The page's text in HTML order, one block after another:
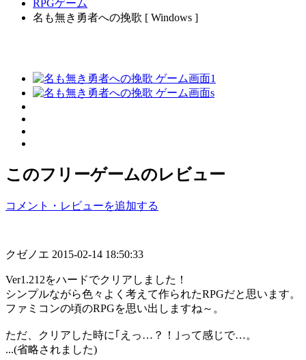
RPGゲーム
名も無き勇者への挽歌 [ Windows ]
このフリーゲームのレビュー
コメント・レビューを追加する
クゼノエ 2015-02-14 18:50:33
Ver1.212をハードでクリアしました！
シンプルながら色々よく考えて作られたRPGだと思います。
ファミコンの頃のRPGを思い出しますね～。
ただ、クリアした時に｢えっ…？！｣って感じで…。
...(省略されました)